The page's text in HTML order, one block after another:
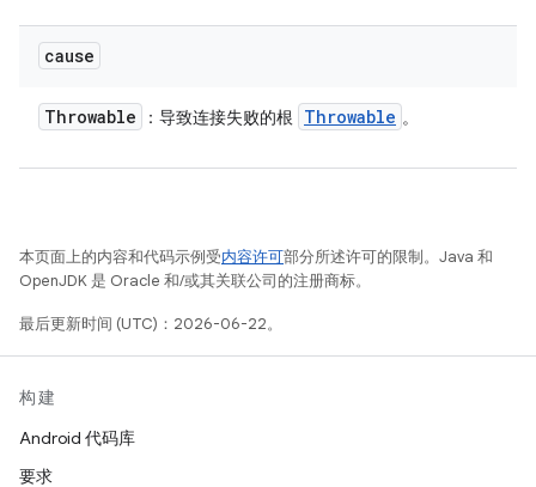
cause
Throwable ：导致连接失败的根 Throwable 。
本页面上的内容和代码示例受内容许可部分所述许可的限制。Java 和
OpenJDK 是 Oracle 和/或其关联公司的注册商标。
最后更新时间 (UTC)：2026-06-22。
构建
Android 代码库
要求